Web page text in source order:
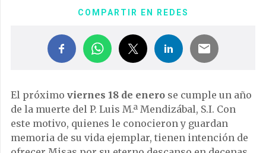
COMPARTIR EN REDES
El próximo viernes 18 de enero se cumple un año
de la muerte del P. Luis M.ª Mendizábal, S.I. Con
este motivo, quienes le conocieron y guardan
memoria de su vida ejemplar, tienen intención de